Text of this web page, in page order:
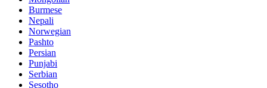
Burmese
Nepali
Norwegian
Pashto
Persian
Punjabi
Serbian
Sesotho